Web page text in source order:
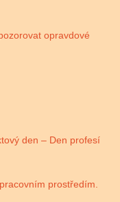
opravdové
den – Den profesí
prostředím.